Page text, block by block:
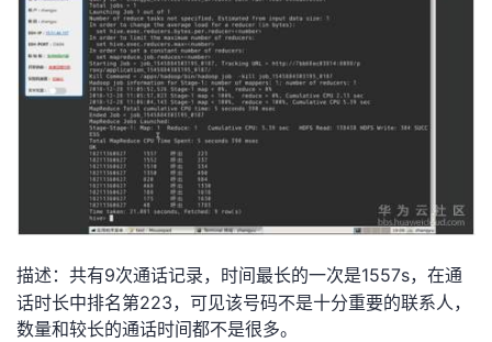
描述：共有9次通话记录，时间最长的一次是1557s，在通
话时长中排名第223，可见该号码不是十分重要的联系人，
数量和较长的通话时间都不是很多。